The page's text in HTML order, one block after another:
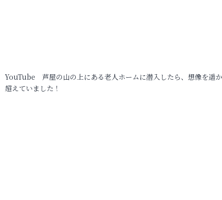
YouTube 芦屋の山の上にある老人ホームに潜入したら、想像を遥
超えていました！